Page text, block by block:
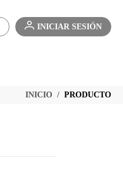
INICIAR SESIÓN
INICIO PRODUCTO